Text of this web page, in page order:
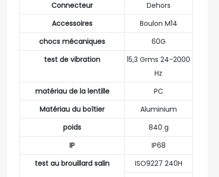
Connecteur
Dehors
Accessoires
Boulon M14
chocs mécaniques
60G
test de vibration
15,3 Grms 24-2000
Hz
matériau de la lentille
PC
Matériau du boîtier
Aluminium
poids
840 g
IP
IP68
test au brouillard salin
ISO9227 240H